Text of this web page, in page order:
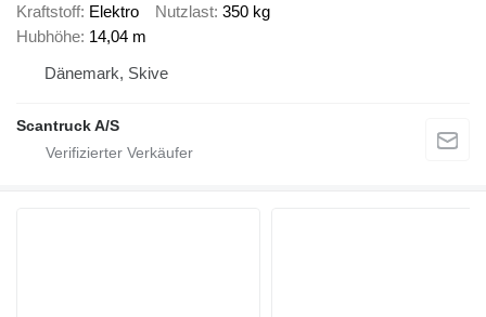
Kraftstoff Elektro Nutzlast 350 kg
Hubhöhe 14,04 m
Dänemark, Skive
Scantruck A/S